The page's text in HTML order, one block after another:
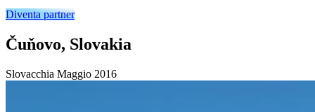
Diventa partner
Čuňovo, Slovakia
Slovacchia Maggio 2016